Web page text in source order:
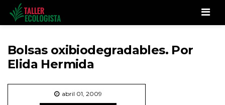
Bolsas oxibiodegradables. Por
Elida Hermida
abril 01, 2009